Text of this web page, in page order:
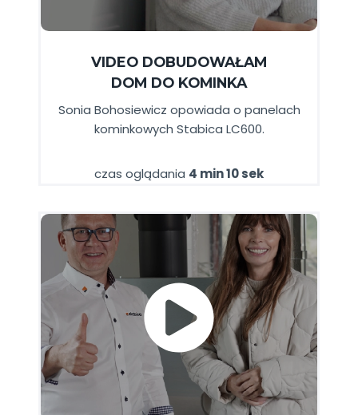
VIDEO DOBUDOWAŁAM
DOM DO KOMINKA
Sonia Bohosiewicz opowiada o panelach
kominkowych Stabica LC600.
czas oglądania 4 min 10 sek